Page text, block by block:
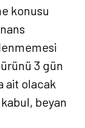
konusu
3 gün
ait olacak
beyan